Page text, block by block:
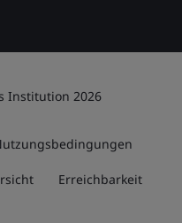
Institution 2026
Erreichbarkeit